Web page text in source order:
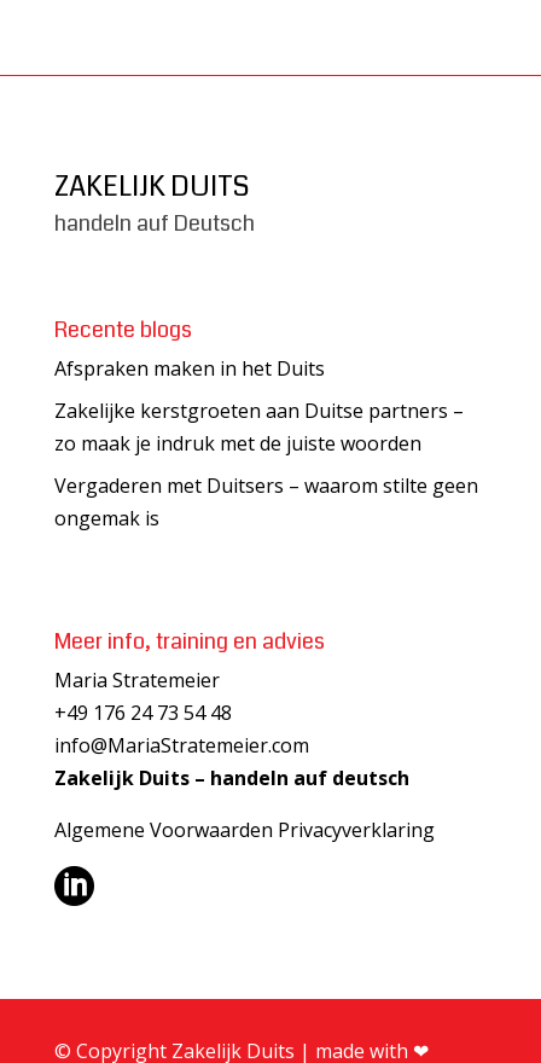
ZAKELIJK DUITS
handeln auf Deutsch
Recente blogs
Afspraken maken in het Duits
Zakelijke kerstgroeten aan Duitse partners –
zo maak je indruk met de juiste woorden
Vergaderen met Duitsers – waarom stilte geen
ongemak is
Meer info, training en advies
Maria Stratemeier
+49 176 24 73 54 48
info@MariaStratemeier.com
Zakelijk Duits – handeln auf deutsch
Algemene Voorwaarden Privacyverklaring

© Copyright Zakelijk Duits | made with ❤︎